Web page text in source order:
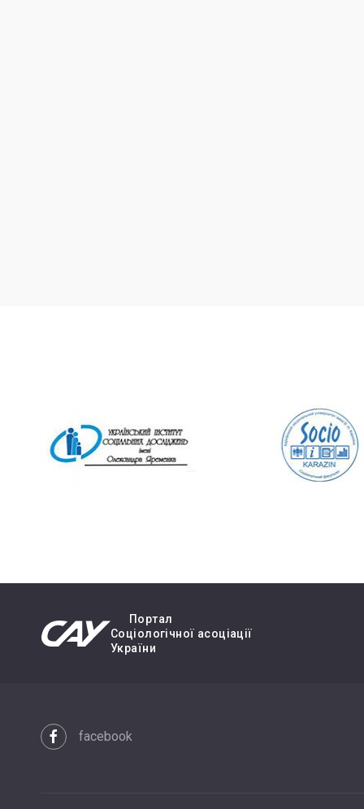
Портал
Cоціологічної асоціації
України
facebook